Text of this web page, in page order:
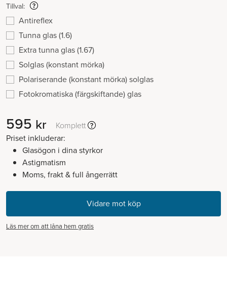
Tillval:
Antireflex
Tunna glas (1.6)
Extra tunna glas (1.67)
Solglas (konstant mörka)
Polariserande (konstant mörka) solglas
Fotokromatiska (färgskiftande) glas
595 kr
Komplett
Priset inkluderar:
Glasögon i dina styrkor
Astigmatism
Moms, frakt & full ångerrätt
Läs mer om att låna hem gratis